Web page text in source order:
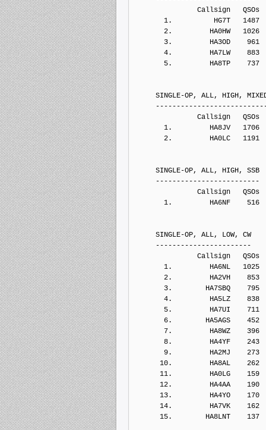
Callsign   QSOs  Points
1.          HG7T   1487
2.         HA0HW   1026
3.         HA3OD    961
4.         HA7LW    883
5.         HA8TP    737
SINGLE-OP, ALL, HIGH,
Callsign   QSOs  Points
1.         HA8JV   1706
2.         HA0LC   1191
SINGLE-OP, ALL, HIGH, SSB
-------------------------
Callsign   QSOs  Points
1.         HA6NF    516
SINGLE-OP, ALL, LOW, CW
-----------------------
Callsign   QSOs  Points
1.         HA6NL   1025
2.         HA2VH    853
3.        HA7SBQ    795
4.         HA5LZ    838
5.         HA7UI    711
6.        HA5AGS    452
7.         HA8WZ    396
8.         HA4YF    243
9.         HA2MJ    273
10.         HA8AL    262
11.         HA0LG    159
12.         HA4AA    190
13.         HA4YO    170
14.         HA7VK    162
15.        HA8LNT    137